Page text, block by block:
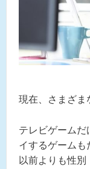
現在、さまざま
テレビゲームだ
イするゲームも
以前よりも性